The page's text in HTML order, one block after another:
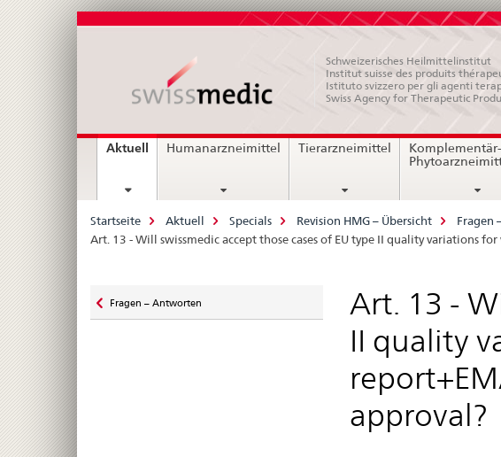
Schweizerisches Heilmittelinstitut
Institut suisse des produits
Istituto svizzero per gli agenti
Swiss Agency for Therapeutic
Hauptnavigation
Aktuell current
Humanarzneimittel Tierarzneimittel
Breadcrumb
Startseite Aktuell Specials Revision HMG – Übersicht
Fragen
Art. 13 - Will swissmedic accept those cases of EU type II quality variations
zu
Fragen – Antworten
Art. 13 -
II quality
approval?